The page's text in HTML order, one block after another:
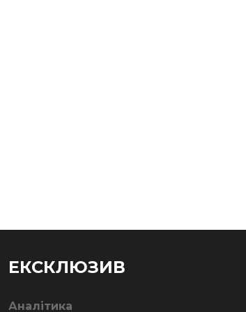
ЕКСКЛЮЗИВ
Аналітика